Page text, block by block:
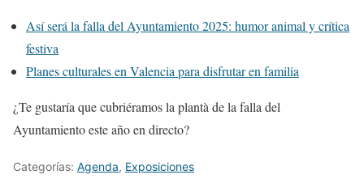
Así será la falla del Ayuntamiento 2025: humor animal y crítica
festiva
Planes culturales en Valencia para disfrutar en familia
¿Te gustaría que cubriéramos la plantà de la falla del
Ayuntamiento este año en directo?
Categorías: Agenda, Exposiciones